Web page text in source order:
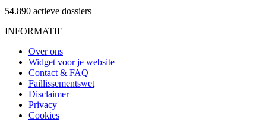
54.890 actieve dossiers
INFORMATIE
Over ons
Widget voor je website
Contact & FAQ
Faillissementswet
Disclaimer
Privacy
Cookies